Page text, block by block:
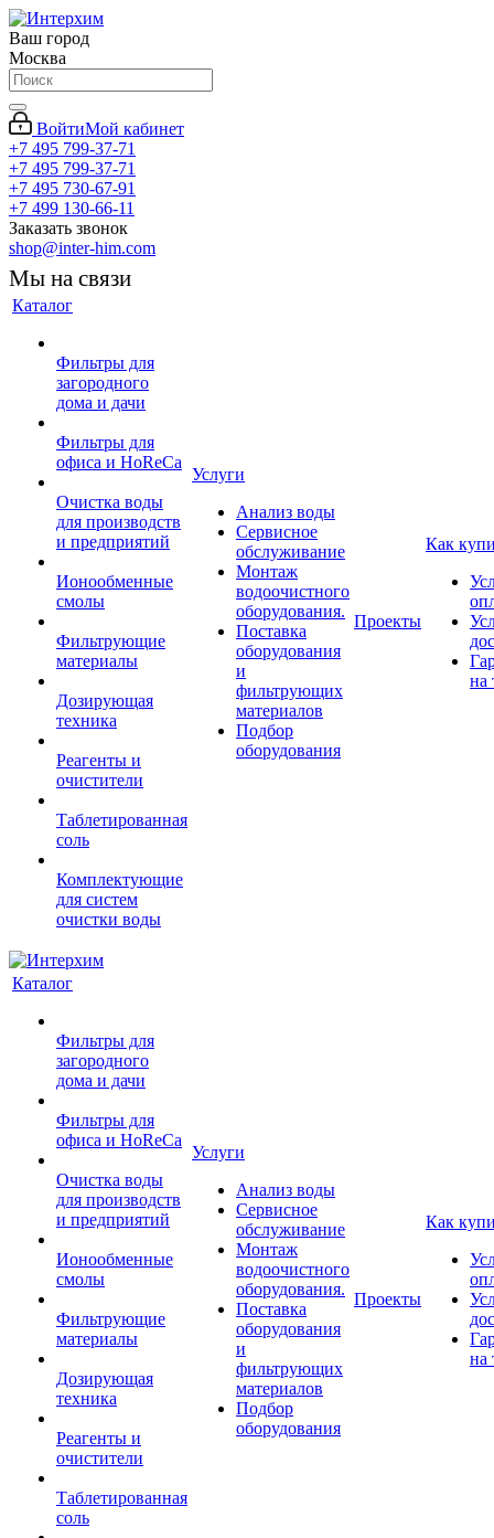
Ваш город
Москва
ВойтиМой кабинет
+7 495 799-37-71
+7 495 799-37-71
+7 495 730-67-91
+7 499 130-66-11
Заказать звонок
shop@inter-him.com
Мы на связи
Каталог
Фильтры для
загородного
дома и дачи
Фильтры для
офиса и HoReCa
Очистка воды
для производств
и предприятий
Ионообменные
смолы
Фильтрующие
материалы
Дозирующая
техника
Реагенты и
очистители
Таблетированная
соль
Комплектующие
для систем
очистки воды
Услуги
Анализ воды
Сервисное
обслуживание
Монтаж
водоочистного
оборудования.
Поставка
оборудования
и
фильтрующих
материалов
Подбор
оборудования
Проекты
Как
на
Каталог
Фильтры для
загородного
дома и дачи
Фильтры для
офиса и HoReCa
Очистка воды
для производств
и предприятий
Ионообменные
смолы
Фильтрующие
материалы
Дозирующая
техника
Реагенты и
очистители
Таблетированная
соль
Услуги
Анализ воды
Сервисное
обслуживание
Монтаж
водоочистного
оборудования.
Поставка
оборудования
и
фильтрующих
материалов
Подбор
оборудования
Проекты
Как
на